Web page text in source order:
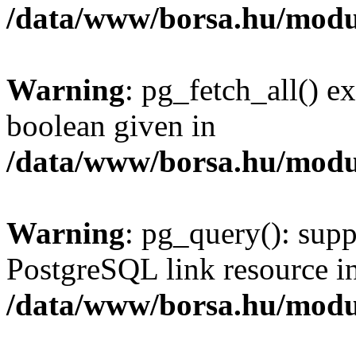
/data/www/borsa.hu/
Warning: pg_fetch_all()
boolean given in
/data/www/borsa.hu/
Warning: pg_query():
PostgreSQL link resource
/data/www/borsa.hu/